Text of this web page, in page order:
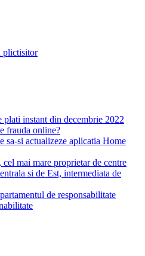
plictisitor
instant din decembrie 2022
frauda online?
si actualizeze aplicatia Home
mai mare proprietar de centre
si de Est, intermediata de
de responsabilitate